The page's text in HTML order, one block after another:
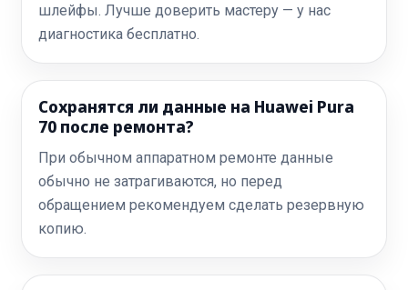
шлейфы. Лучше доверить мастеру — у нас
диагностика бесплатно.
Сохранятся ли данные на Huawei Pura
70 после ремонта?
При обычном аппаратном ремонте данные
обычно не затрагиваются, но перед
обращением рекомендуем сделать резервную
копию.